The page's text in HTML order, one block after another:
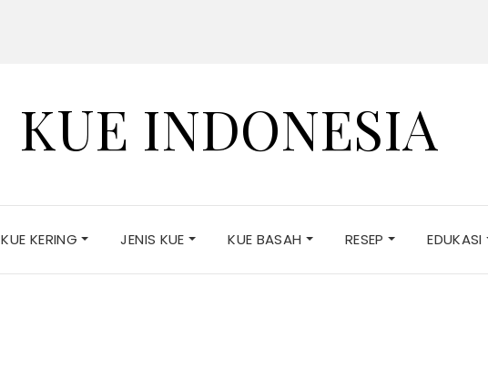
KUE INDONESIA
KUE KERING JENIS KUE KUE BASAH RESEP EDUKASI